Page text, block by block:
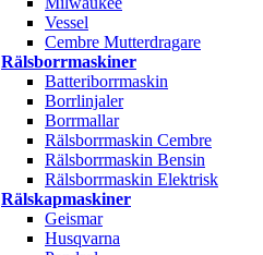
Vessel
Cembre Mutterdragare
Rälsborrmaskiner
Batteriborrmaskin
Borrlinjaler
Borrmallar
Rälsborrmaskin Cembre
Rälsborrmaskin Bensin
Rälsborrmaskin Elektrisk
Rälskapmaskiner
Geismar
Husqvarna